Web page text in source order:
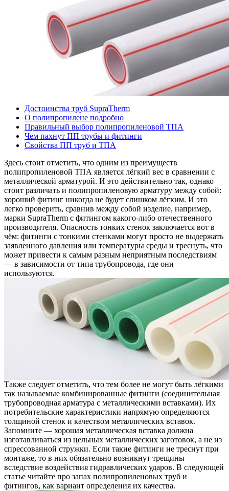
Достоинства труб SupraTherm
О полипропилене подробно
Правильный выбор полипропиленовой ТПА
Чем пахнут ПП трубы и фитинги
Свойства ПП труб и ТПА
Здесь стоит отметить, что одним из преимуществ
полипропиленовой ТПА является лёгкий вес в сравнении с
металлической арматурой. И это действительно так, однако
стоит различать и полипропиленовую арматуру между собой:
хороший фитинг никогда не будет слишком лёгким. И это
легко проверить, сравнив между собой изделие, например,
марки SupraTherm с фитингом какого-либо отечественного
производителя. Опасность тонких стенок заключается вот в
чём: фитинги с тонкими стенками могут просто не выдержать
заявленного давления или температуры среды и треснуть, что
может привести к самым разным неприятным последствиям
— в зависимости от типа трубопровода, где они
используются.
Также следует отметить, что тем более не могут быть лёгкими
так называемые комбинированные фитинги (соединительная
трубопроводная арматура с металлическими вставками). Их
потребительские характеристики напрямую определяются
толщиной стенок и качеством металлических вставок.
Запомните — хорошая металлическая вставка должна
изготавливаться из цельных металлических заготовок, а не из
спрессованной стружки. Если такие фитинги не треснут при
монтаже, то в них обязательно возникнут трещины
вследствие воздействия гидравлических ударов. В следующей
статье читайте про запах полипропиленовых труб и
фитингов, как вариант определения их качества.